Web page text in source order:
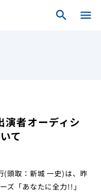
search menu
search close
ー
演者オーディシ
て
頭取：新城 一史)は、昨
ズ「あなたに全力!!」